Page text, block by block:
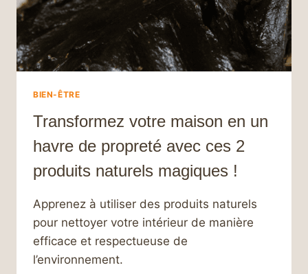
BIEN-ÊTRE
Transformez votre maison en un
havre de propreté avec ces 2
produits naturels magiques !
Apprenez à utiliser des produits naturels
pour nettoyer votre intérieur de manière
efficace et respectueuse de
l’environnement.